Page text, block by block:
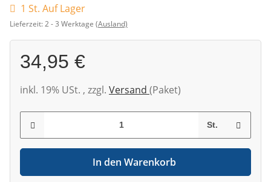
1 St. Auf Lager
Lieferzeit:2 - 3 Werktage (Ausland)
34,95 €
inkl. 19% USt. , zzgl. Versand (Paket)
St.
In den Warenkorb